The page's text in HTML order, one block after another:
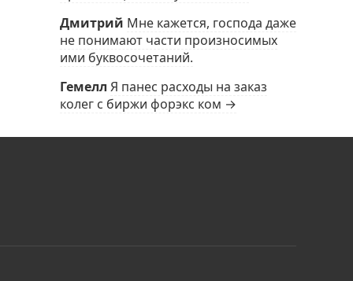
Дмитрий Мне кажется, господа даже
не понимают части произносимых
ими буквосочетаний.
Гемелл Я панес расходы на заказ
колег с биржи форэкс ком →